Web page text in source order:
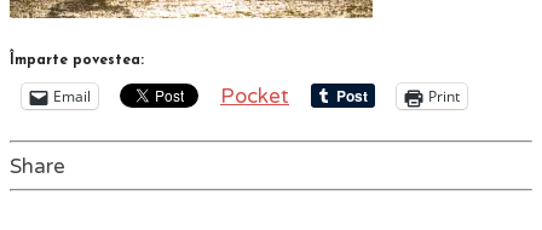
Împarte povestea:
Email Pocket Print
Share